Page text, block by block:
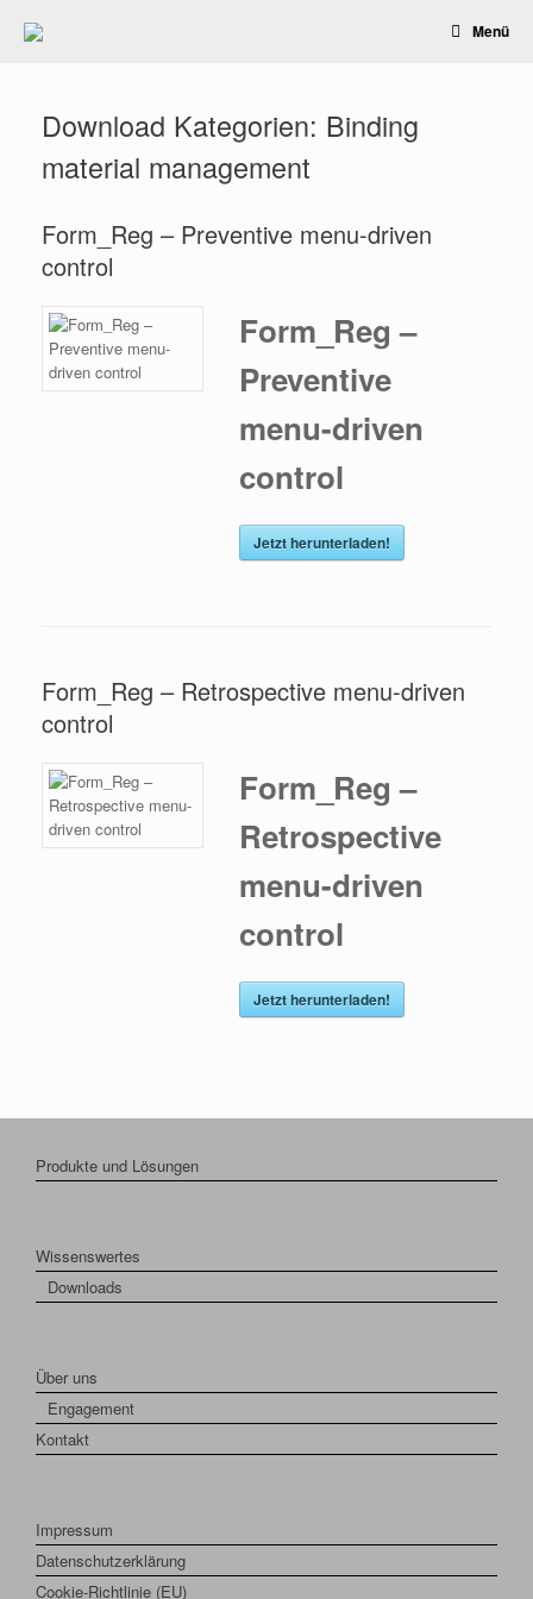
Inhalt
Menü
Download Kategorien: Binding
material management
Form_Reg – Preventive menu-driven
control
Form_Reg –
Preventive
menu-driven
control
Jetzt herunterladen!
Form_Reg – Retrospective menu-driven
control
Form_Reg –
Retrospective
menu-driven
control
Jetzt herunterladen!
Produkte und Lösungen
Wissenswertes
Downloads
Über uns
Engagement
Kontakt
Impressum
Datenschutzerklärung
Cookie-Richtlinie (EU)